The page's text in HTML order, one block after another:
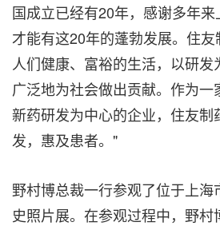
国成立已经有20年，感谢多年来
才能有这20年的蓬勃发展。住
人们健康、富裕的生活，以研发
广泛地为社会做出贡献。作为
新药研发为中心的企业，住友
发，惠及患者。"
野村博总裁一行参观了位于上海
史照片展。在参观过程中，野